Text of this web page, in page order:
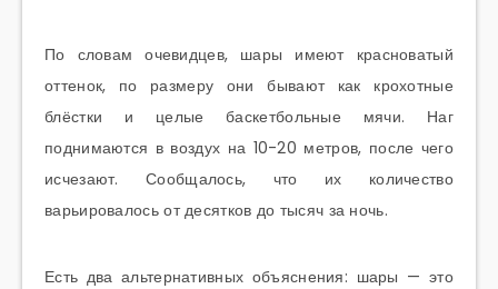
По словам очевидцев, шары имеют красноватый
оттенок, по размеру они бывают как крохотные
блёстки и целые баскетбольные мячи. Наг
поднимаются в воздух на 10-20 метров, после чего
исчезают. Сообщалось, что их количество
варьировалось от десятков до тысяч за ночь.
Есть два альтернативных объяснения: шары — это